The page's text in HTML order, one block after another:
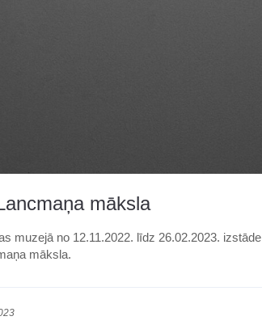
māksla
muzejā no 12.11.2022. līdz 26.02.2023. izstāde
māksla.